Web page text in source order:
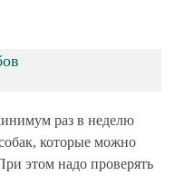
раз в неделю
которые можно
этом надо проверять